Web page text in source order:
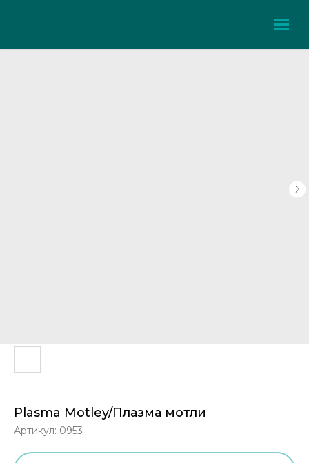
Plasma Motley/Плазма мотли
Артикул: 0953